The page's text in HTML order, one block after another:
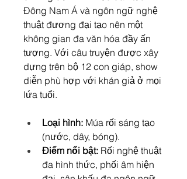
Đông Nam Á và ngôn ngữ nghệ
thuật đương đại tạo nên một
không gian đa văn hóa đầy ấn
tượng. Với câu truyện được xây
dựng trên bộ 12 con giáp, show
diễn phù hợp với khán giả ở mọi
lứa tuổi.
Loại hình: Múa rối sáng tạo
(nước, dây, bóng).
Điểm nổi bật: Rối nghệ thuật
đa hình thức, phối âm hiện